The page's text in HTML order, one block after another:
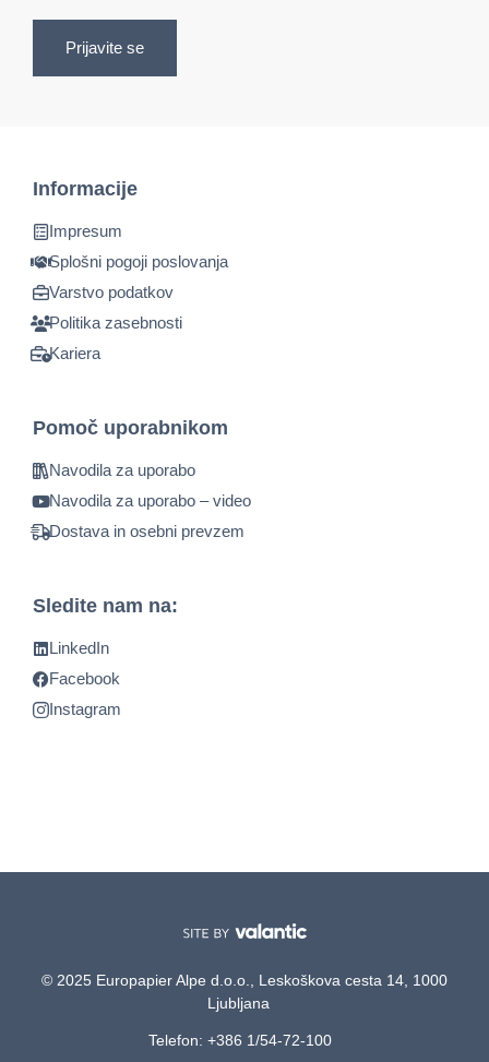
Prijavite se
Informacije
Impresum
Splošni pogoji poslovanja
Varstvo podatkov
Politika zasebnosti
Kariera
Pomoč uporabnikom
Navodila za uporabo
Navodila za uporabo – video
Dostava in osebni prevzem
Sledite nam na:
LinkedIn
Facebook
Instagram
© 2025 Europapier Alpe d.o.o., Leskoškova cesta 14, 1000
Ljubljana
Telefon: +386 1/54-72-100